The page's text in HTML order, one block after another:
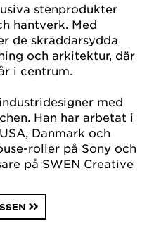
stenprodukter
hantverk. Med
de skräddarsydda
och arkitektur, där
i centrum.
med
Han har arbetat i
Danmark och
roller på Sony och
på SWEN Creative